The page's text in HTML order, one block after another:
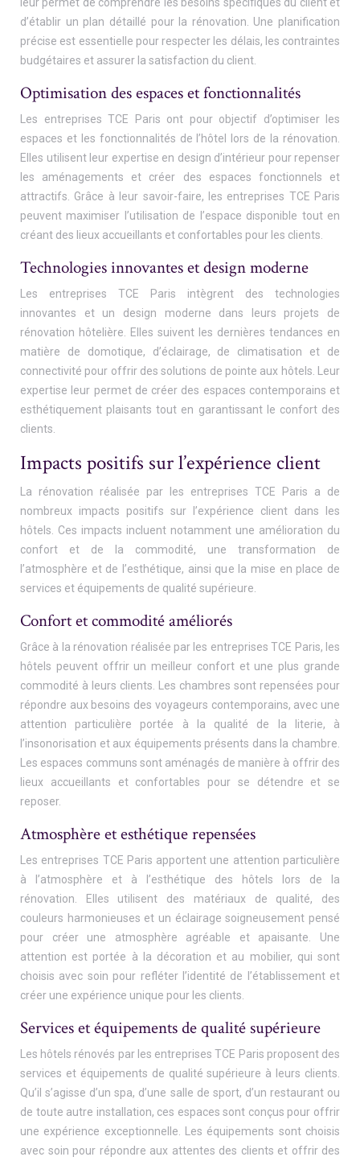
d’établir un plan détaillé pour la rénovation. Une planification
précise est essentielle pour respecter les délais, les contraintes
budgétaires et assurer la satisfaction du client.
Optimisation des espaces et fonctionnalités
Les entreprises TCE Paris ont pour objectif d’optimiser les
espaces et les fonctionnalités de l’hôtel lors de la rénovation.
Elles utilisent leur expertise en design d’intérieur pour repenser
les aménagements et créer des espaces fonctionnels et
attractifs. Grâce à leur savoir-faire, les entreprises TCE Paris
peuvent maximiser l’utilisation de l’espace disponible tout en
créant des lieux accueillants et confortables pour les clients.
Technologies innovantes et design moderne
Les entreprises TCE Paris intègrent des technologies
innovantes et un design moderne dans leurs projets de
rénovation hôtelière. Elles suivent les dernières tendances en
matière de domotique, d’éclairage, de climatisation et de
connectivité pour offrir des solutions de pointe aux hôtels. Leur
expertise leur permet de créer des espaces contemporains et
esthétiquement plaisants tout en garantissant le confort des
clients.
Impacts positifs sur l’expérience client
La rénovation réalisée par les entreprises TCE Paris a de
nombreux impacts positifs sur l’expérience client dans les
hôtels. Ces impacts incluent notamment une amélioration du
confort et de la commodité, une transformation de
l’atmosphère et de l’esthétique, ainsi que la mise en place de
services et équipements de qualité supérieure.
Confort et commodité améliorés
Grâce à la rénovation réalisée par les entreprises TCE Paris, les
hôtels peuvent offrir un meilleur confort et une plus grande
commodité à leurs clients. Les chambres sont repensées pour
répondre aux besoins des voyageurs contemporains, avec une
attention particulière portée à la qualité de la literie, à
l’insonorisation et aux équipements présents dans la chambre.
Les espaces communs sont aménagés de manière à offrir des
lieux accueillants et confortables pour se détendre et se
reposer.
Atmosphère et esthétique repensées
Les entreprises TCE Paris apportent une attention particulière
à l’atmosphère et à l’esthétique des hôtels lors de la
rénovation. Elles utilisent des matériaux de qualité, des
couleurs harmonieuses et un éclairage soigneusement pensé
pour créer une atmosphère agréable et apaisante. Une
attention est portée à la décoration et au mobilier, qui sont
choisis avec soin pour refléter l’identité de l’établissement et
créer une expérience unique pour les clients.
Services et équipements de qualité supérieure
Les hôtels rénovés par les entreprises TCE Paris proposent des
services et équipements de qualité supérieure à leurs clients.
Qu’il s’agisse d’un spa, d’une salle de sport, d’un restaurant ou
de toute autre installation, ces espaces sont conçus pour offrir
une expérience exceptionnelle. Les équipements sont choisis
avec soin pour répondre aux attentes des clients et offrir des